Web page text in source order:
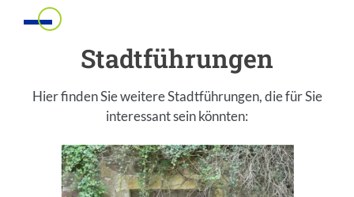
Stadtführungen
Hier finden Sie weitere Stadtführungen, die für Sie
interessant sein könnten: